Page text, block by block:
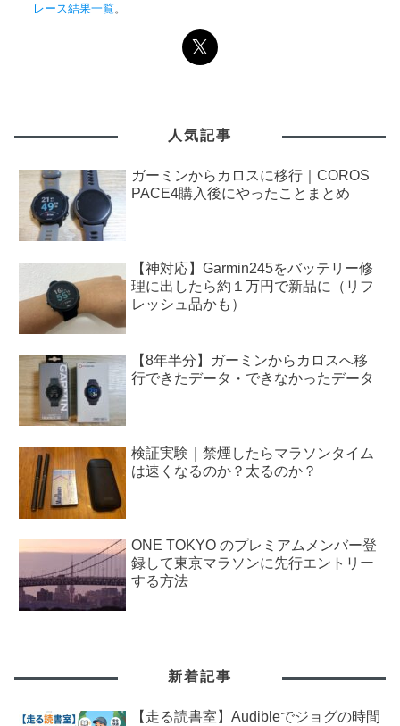
レース結果一覧 。
人気記事
ガーミンからカロスに移行｜COROS
PACE4購入後にやったことまとめ
【神対応】Garmin245をバッテリー修
理に出したら約１万円で新品に（リフ
レッシュ品かも）
【8年半分】ガーミンからカロスへ移
行できたデータ・できなかったデータ
検証実験｜禁煙したらマラソンタイム
は速くなるのか？太るのか？
ONE TOKYO のプレミアムメンバー登
録して東京マラソンに先行エントリー
する方法
新着記事
【走る読書室】Audibleでジョグの時間